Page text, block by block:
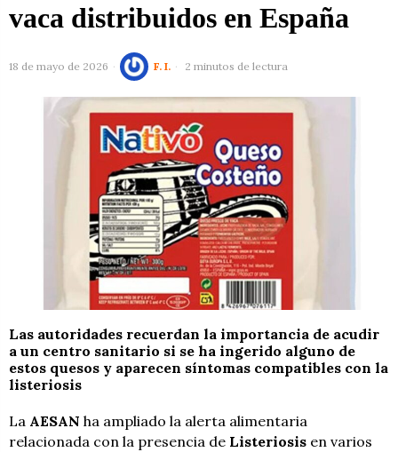
vaca distribuidos en España
18 de mayo de 2026 F. I. 2 minutos de lectura
Las autoridades recuerdan la importancia de acudir
a un centro sanitario si se ha ingerido alguno de
estos quesos y aparecen síntomas compatibles con la
listeriosis
La AESAN ha ampliado la alerta alimentaria
relacionada con la presencia de Listeriosis en varios